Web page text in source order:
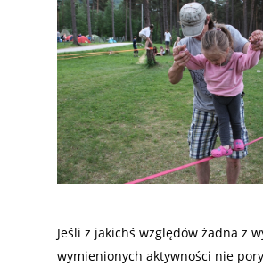
Jeśli z jakichś względów żadna z
wymienionych aktywności nie